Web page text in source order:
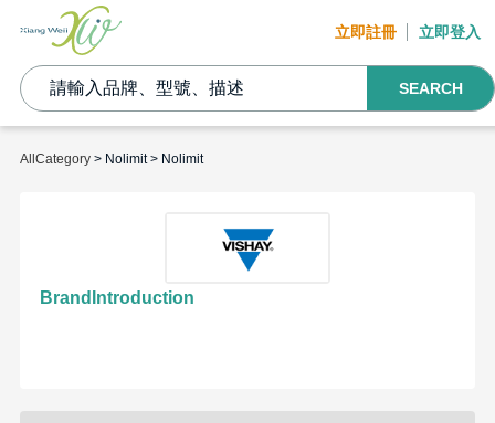
立即註冊 立即登入
SEARCH
AllCategory> Nolimit > Nolimit
BrandIntroduction